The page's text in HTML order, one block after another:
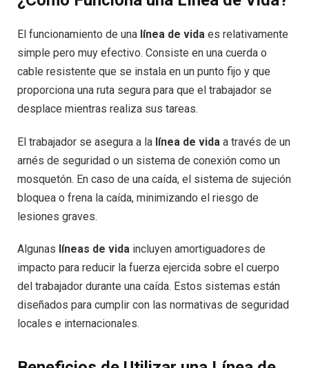
El funcionamiento de una línea de vida es relativamente
simple pero muy efectivo. Consiste en una cuerda o
cable resistente que se instala en un punto fijo y que
proporciona una ruta segura para que el trabajador se
desplace mientras realiza sus tareas.
El trabajador se asegura a la línea de vida a través de un
arnés de seguridad o un sistema de conexión como un
mosquetón. En caso de una caída, el sistema de sujeción
bloquea o frena la caída, minimizando el riesgo de
lesiones graves.
Algunas líneas de vida incluyen amortiguadores de
impacto para reducir la fuerza ejercida sobre el cuerpo
del trabajador durante una caída. Estos sistemas están
diseñados para cumplir con las normativas de seguridad
locales e internacionales.